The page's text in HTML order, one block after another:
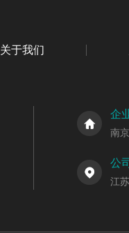
关于我们
企
南
公
江